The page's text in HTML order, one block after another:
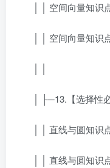
│ │ 空间向量知
│ │ 空间向量知
│ ├─13.【选择性
│ │ 直线与圆知
│ │ 直线与圆知